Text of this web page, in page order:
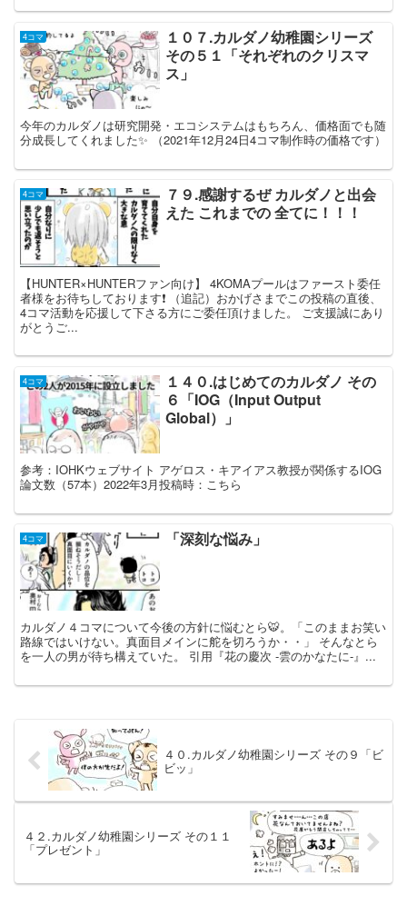
4コマ
１０７.カルダノ幼稚園シリーズ
その５１「それぞれのクリスマ
ス」
今年のカルダノは研究開発・エコシステムはもちろん、価格面でも随
分成長してくれました✨ （2021年12月24日4コマ制作時の価格です）
4コマ
７９.感謝するぜ カルダノと出会
えた これまでの 全てに！！！
【HUNTER×HUNTERファン向け】 4KOMAプールはファースト委任
者様をお待ちしております❗️ （追記）おかげさまでこの投稿の直後、
4コマ活動を応援して下さる方にご委任頂けました。 ご支援誠にあり
がとうご...
4コマ
１４０.はじめてのカルダノ その
６「IOG（Input Output
Global）」
参考：IOHKウェブサイト アゲロス・キアイアス教授が関係するIOG
論文数（57本）2022年3月投稿時：こちら
4コマ 「深刻な悩み」
カルダノ４コマについて今後の方針に悩むとら🐯。「このままお笑い
路線ではいけない。真面目メインに舵を切ろうか・・」 そんなとら
を一人の男が待ち構えていた。 引用『花の慶次 -雲のかなたに-』...
４０.カルダノ幼稚園シリーズ その９「ビ
ビッ」
４２.カルダノ幼稚園シリーズ その１１
「プレゼント」